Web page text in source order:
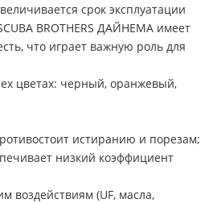
срок эксплуатации
BROTHERS ДАЙНЕМА имеет
что играет важную роль для
цветах: черный, оранжевый,
истиранию и порезам;
низкий коэффициент
воздействиям (UF, масла,